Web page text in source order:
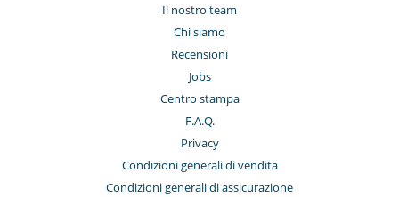
Il nostro team
Chi siamo
Recensioni
Jobs
Centro stampa
F.A.Q.
Privacy
Condizioni generali di vendita
Condizioni generali di assicurazione